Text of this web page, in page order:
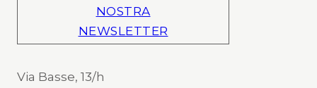
NOSTRA
NEWSLETTER
Via Basse, 13/h